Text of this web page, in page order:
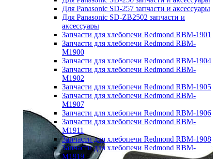
Для Panasonic SD-257 запчасти и аксессуары
Для Panasonic SD-ZB2502 запчасти и
аксессуары
Запчасти для хлебопечи Redmond RBM-1901
Запчасти для хлебопечи Redmond RBM-
M1900
Запчасти для хлебопечи Redmond RBM-1904
Запчасти для хлебопечи Redmond RBM-
M1902
Запчасти для хлебопечи Redmond RBM-1905
Запчасти для хлебопечи Redmond RBM-
M1907
Запчасти для хлебопечи Redmond RBM-1906
Запчасти для хлебопечи Redmond RBM-
M1911
Запчасти для хлебопечи Redmond RBM-1908
Запчасти для хлебопечи Redmond RBM-
M1919